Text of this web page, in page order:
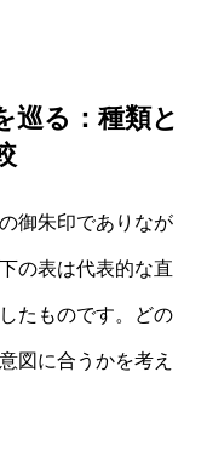
巡る：種類と
御朱印でありなが
の表は代表的な直
たものです。どの
図に合うかを考え